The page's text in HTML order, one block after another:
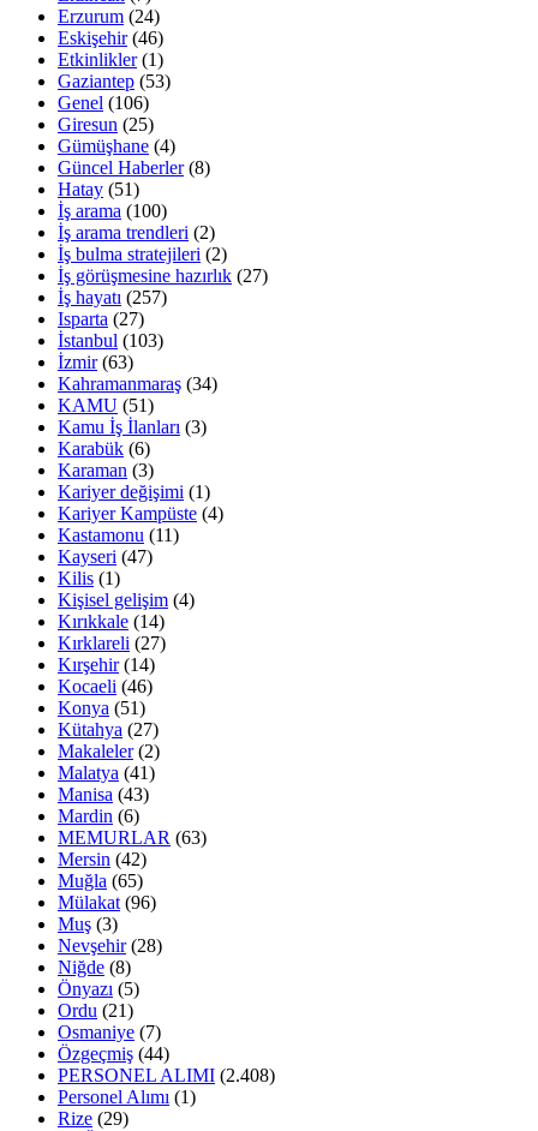
Erzurum (24)
Eskişehir(46)
Etkinlikler(1)
Gaziantep (53)
Genel (106)
Giresun (25)
Gümüşhane (4)
Güncel Haberler(8)
Hatay (51)
İş arama (100)
İş arama trendleri (2)
İş bulma stratejileri (2)
İş görüşmesine hazırlık (27)
İş hayatı (257)
Isparta (27)
İstanbul (103)
İzmir(63)
Kahramanmaraş (34)
KAMU (51)
Kamu İş İlanları (3)
Karabük (6)
Karaman (3)
Kariyer değişimi (1)
Kariyer Kampüste (4)
Kastamonu (11)
Kayseri (47)
Kilis (1)
Kişisel gelişim (4)
Kırıkkale (14)
Kırklareli (27)
Kırşehir(14)
Kocaeli (46)
Konya (51)
Kütahya (27)
Makaleler(2)
Malatya (41)
Manisa (43)
Mardin (6)
MEMURLAR (63)
Mersin (42)
Muğla (65)
Mülakat (96)
Muş (3)
Nevşehir(28)
Niğde (8)
Önyazı (5)
Ordu (21)
Osmaniye (7)
Özgeçmiş (44)
PERSONEL ALIMI (2.408)
Personel Alımı (1)
Rize (29)